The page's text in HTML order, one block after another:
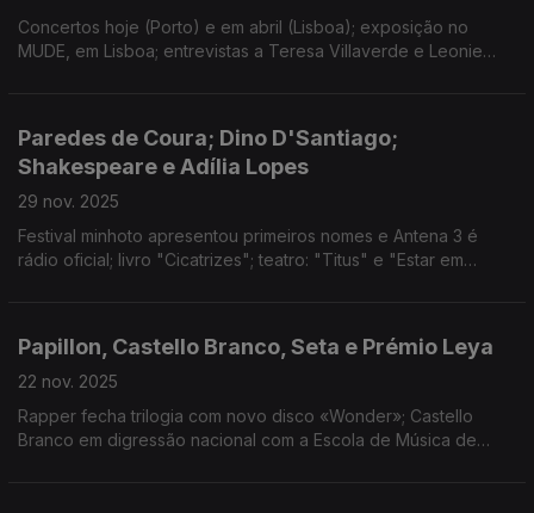
Concertos hoje (Porto) e em abril (Lisboa); exposição no
MUDE, em Lisboa; entrevistas a Teresa Villaverde e Leonie
Paredes de Coura; Dino D'Santiago;
Shakespeare e Adília Lopes
29 nov. 2025
Festival minhoto apresentou primeiros nomes e Antena 3 é
rádio oficial; livro "Cicatrizes"; teatro: "Titus" e "Estar em
Papillon, Castello Branco, Seta e Prémio Leya
22 nov. 2025
Rapper fecha trilogia com novo disco «Wonder»; Castello
Branco em digressão nacional com a Escola de Música de